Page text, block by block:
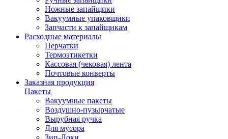
Ножные запайщики
Вакуумные упаковщики
Запчасти к запайщикам
Расходные материалы
Перчатки
Термоэтикетки
Кассовая (чековая) лента
Почтовые конверты
Заказная продукция
Пакеты
Вакуумные пакеты
Воздушно-пузырчатые
Вырубная ручка
Для мусора
Зип-Локи